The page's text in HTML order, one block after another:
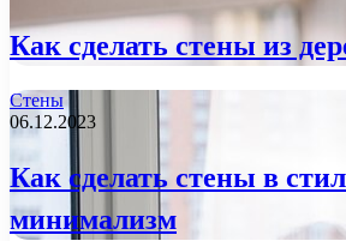
Как сделать стены из
Стены
06.12.2023
Как сделать стены в
минимализм